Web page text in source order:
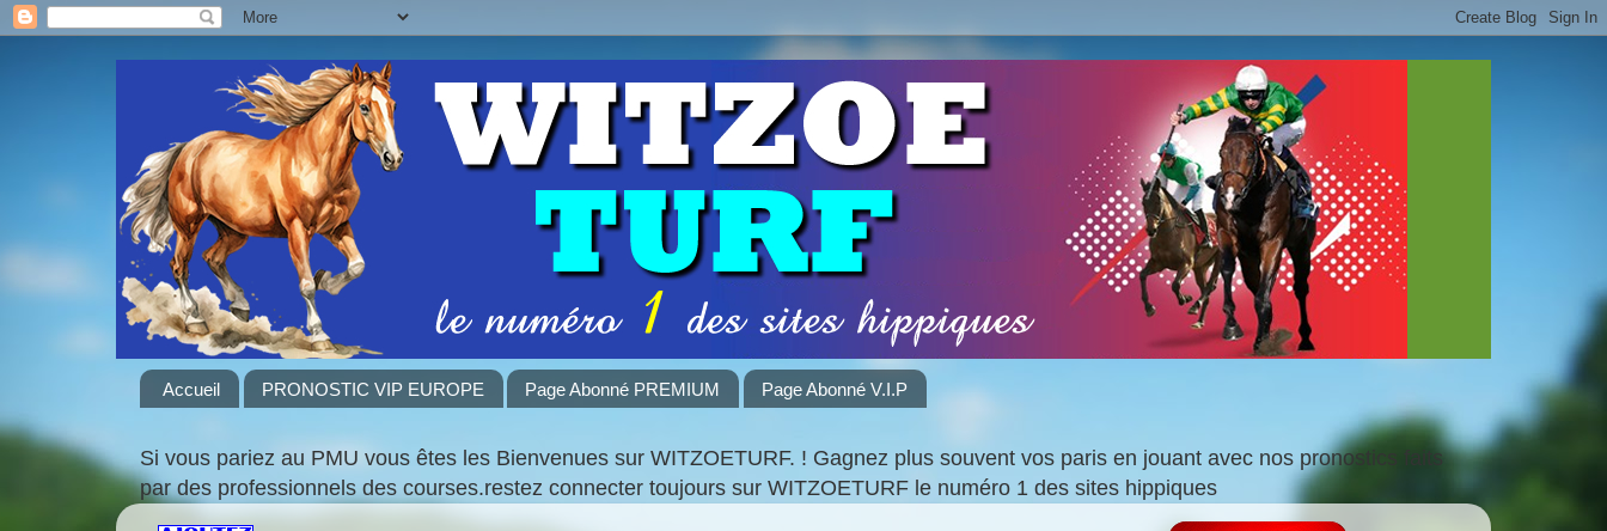
Accueil PRONOSTIC VIP EUROPE Page Abonné PREMIUM Page Abonné V.I.P
Si vous pariez au PMU vous êtes les Bienvenues sur WITZOETURF. ! Gagnez plus souvent vos paris en jouant avec nos pronostics faits
par des professionnels des courses.restez connecter toujours sur WITZOETURF le numéro 1 des sites hippiques